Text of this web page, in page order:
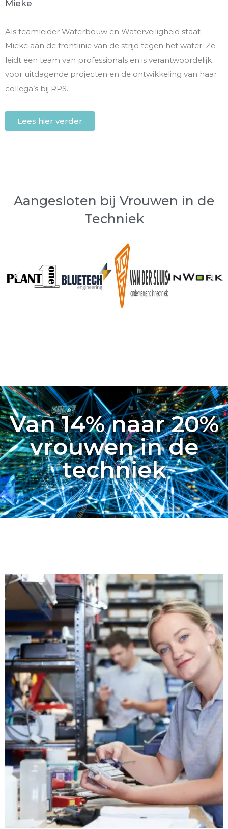
Mieke
Als teamleider Waterbouw en Waterveiligheid staat
Mieke aan de frontlinie van de strijd tegen het water. Ze
leidt een team van professionals en is verantwoordelijk
voor uitdagende projecten en de ontwikkeling van haar
collega’s bij RPS.
Lees hier verder
Aangesloten bij Vrouwen in de
Techniek
Van 14% naar 20%
vrouwen in de
techniek